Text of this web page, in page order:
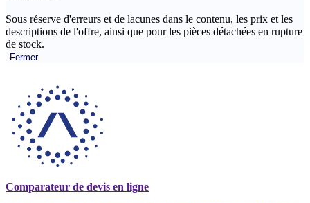
Sous réserve d'erreurs et de lacunes dans le contenu, les prix et les
descriptions de l'offre, ainsi que pour les pièces détachées en rupture
de stock.
Fermer
Comparateur de devis en ligne